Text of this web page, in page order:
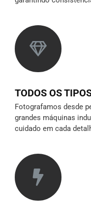
TODOS OS
Fotografamos desde
grandes máquinas
cuidado em cada